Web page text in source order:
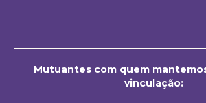
Mutuantes com quem
vinculação: